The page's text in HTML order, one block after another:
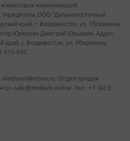
массовых коммуникаций
Учредитель ООО "Дальневосточный
край, г. Владивосток, ул. Уборевича,
Юркевич Дмитрий Юрьевич. Адрес
г. Владивосток, ул. Уборевича,
415-600.
vladnews@inbox.ru. Отдел продаж
sale@mediadv.online. Тел.: +7 (423)